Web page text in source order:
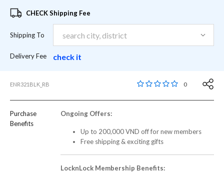
CHECK Shipping Fee
Shipping To
Delivery Fee check it
ENR321BLK_RB 3,1 out of 5 Customer
0
Purchase
Benefits
Ongoing Offers:
Up to 200,000 VND off for new members
Free shipping & exciting gifts
LocknLock Membership Benefits: